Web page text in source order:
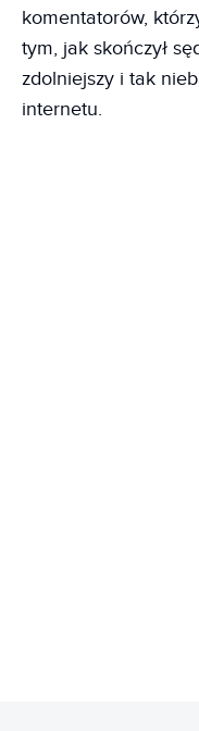
komentatorów,
tym, jak skończył
zdolniejszy i tak
internetu.